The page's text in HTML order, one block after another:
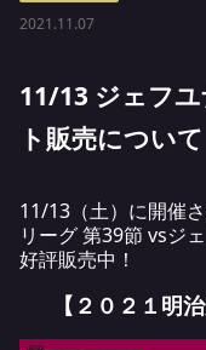
2021.11.07
11/13 ジェフ
ト販売について
11/13（土）に開催
リーグ 第39節 vsジ
好評販売中！
【２０２１明